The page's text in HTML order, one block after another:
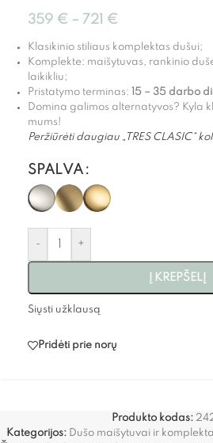
359 € – 721 €
Klasikinio stiliaus komplektas dušui;
Komplekte: maišytuvas, rankinio
laikikliu;
Pristatymo terminas:
15 – 35 darbo
Domina galimos alternatyvos? Kyla
mums!
Peržiūrėti daugiau „TRES CLASIC“
SPALVA
- +
Į KREPŠELĮ
Siųsti užklausą
Pridėti prie norų
Produkto kodas:
Kategorijos:
Dušo maišytuvai ir